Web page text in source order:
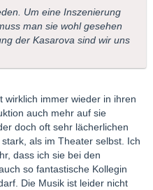
Um eine Inszenierung
man sie wohl gesehen
der Kasarova sind wir uns
wirklich immer wieder in ihren
auch mehr auf sie
doch oft sehr lächerlichen
als im Theater selbst. Ich
dass ich sie bei den
so fantastische Kollegin
Die Musik ist leider nicht